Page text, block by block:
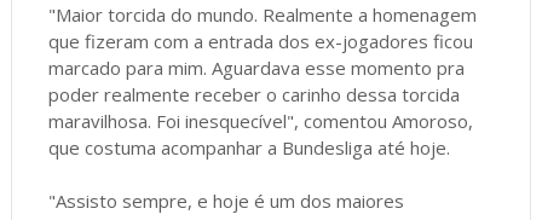
"Maior torcida do mundo. Realmente a homenagem
que fizeram com a entrada dos ex-jogadores ficou
marcado para mim. Aguardava esse momento pra
poder realmente receber o carinho dessa torcida
maravilhosa. Foi inesquecível", comentou Amoroso,
que costuma acompanhar a Bundesliga até hoje.
"Assisto sempre, e hoje é um dos maiores